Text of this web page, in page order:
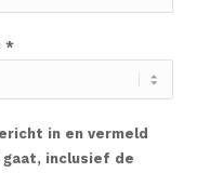
*
in en vermeld
inclusief de